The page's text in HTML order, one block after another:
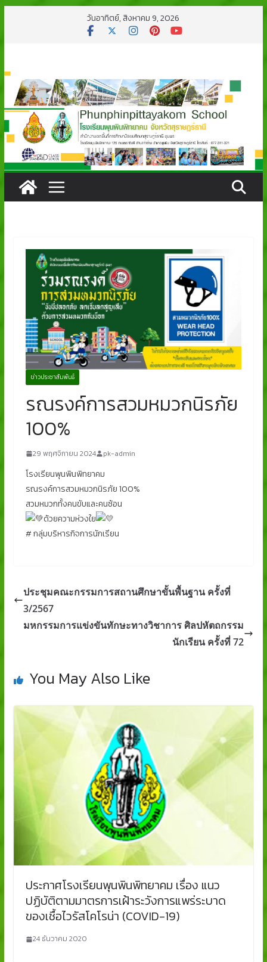
วันอาทิตย์, สิงหาคม 9, 2026
ข่าวประชาสัมพันธ์
รณรงค์การสวมหมวกนิรภัย
100%
29 พฤศจิกายน 2024 pk-admin
โรงเรียนพุนพินพิทยาคม
รณรงค์การสวมหมวกนิรภัย 100%
สวมหมวกทั้งคนขับและคนซ้อน
ด้วยความห่วงใย
# กลุ่มบริหารกิจการนักเรียน
ประชุมคณะกรรมการสถานศึกษาขั้นพื้นฐาน ครั้งที่
3/2567
มหกรรมการแข่งขันทักษะทางวิชาการ ศิลปหัตถกรรม
นักเรียน ครั้งที่ 72
You May Also Like
ประกาศโรงเรียนพุนพินพิทยาคม เรื่อง แนว
ปฏิบัติตามมาตรการเฝ้าระวังการแพร่ระบาด
ของเชื้อไวรัสโคโรน่า (COVID-19)
24 ธันวาคม 2020